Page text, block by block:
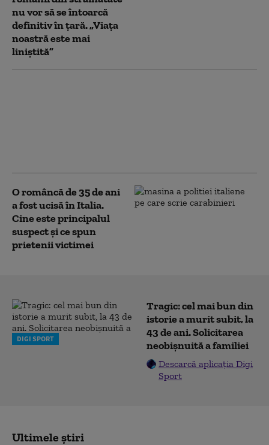
nu vor să se întoarcă
definitiv în țară. „Viața
noastră este mai
liniștită”
O româncă de 35 de ani
a fost ucisă în Italia.
Cine este principalul
suspect și ce spun
prietenii victimei
DIGI SPORT
Tragic: cel mai bun din
istorie a murit subit, la
43 de ani. Solicitarea
neobișnuită a familiei
Descarcă aplicația Digi
Sport
Ultimele știri